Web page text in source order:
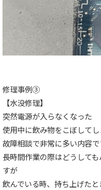
修理事例③
【水没修理】
突然電源が入らなくなった
使用中に飲み物をこぼしてし
故障相談で非常に多い内容で
長時間作業の際はどうして
すが
飲んでいる時、持ち上げた